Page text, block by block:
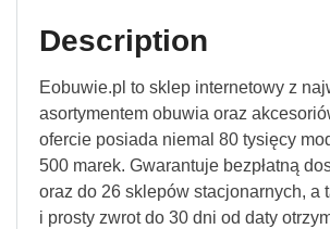
Description
Eobuwie.pl to sklep internetowy z
asortymentem obuwia oraz
ofercie posiada niemal 80 tysięcy
500 marek. Gwarantuje bezpłatną
oraz do 26 sklepów stacjonarnych, a
i prosty zwrot do 30 dni od daty